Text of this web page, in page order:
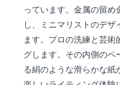
っています。金属の留
し、ミニマリストのデ
ます。プロの洗練と芸
グします。その内側のペ
る絹のような滑らかな紙